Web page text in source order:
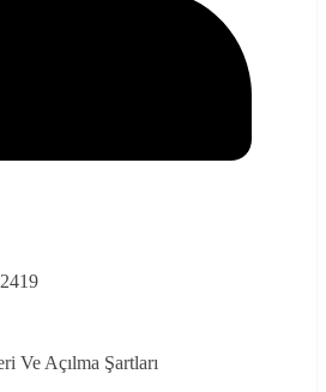
Ve Açılma Şartları